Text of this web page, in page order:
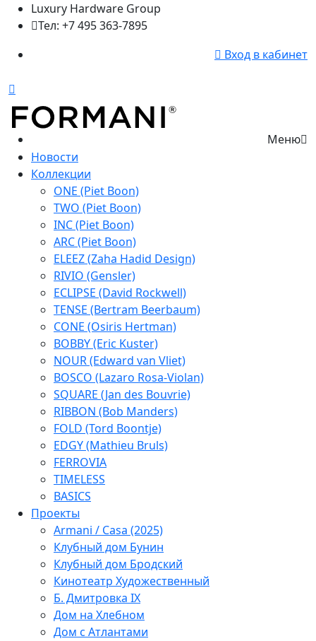
Luxury Hardware Group
Тел: +7 495 363-7895
Вход в кабинет
Меню
Новости
Коллекции
ONE (Piet Boon)
TWO (Piet Boon)
INC (Piet Boon)
ARC (Piet Boon)
ELEEZ (Zaha Hadid Design)
RIVIO (Gensler)
ECLIPSE (David Rockwell)
TENSE (Bertram Beerbaum)
CONE (Osiris Hertman)
BOBBY (Eric Kuster)
NOUR (Edward van Vliet)
BOSCO (Lazaro Rosa-Violan)
SQUARE (Jan des Bouvrie)
RIBBON (Bob Manders)
FOLD (Tord Boontje)
EDGY (Mathieu Bruls)
FERROVIA
TIMELESS
BASICS
Проекты
Armani / Casa (2025)
Клубный дом Бунин
Клубный дом Бродский
Кинотеатр Художественный
Б. Дмитровка IX
Дом на Хлебном
Дом с Атлантами